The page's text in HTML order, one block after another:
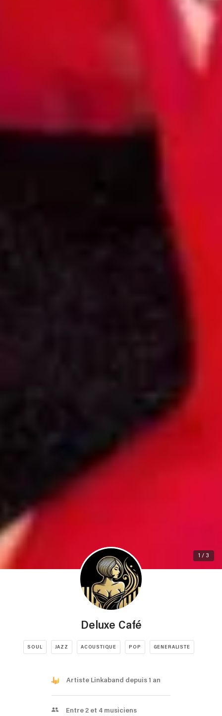
1 / 3
Deluxe Café
SOUL JAZZ ACOUSTIQUE POP GENERALISTE
Artiste Linkaband depuis 1 an
Entre 2 et 4 musiciens